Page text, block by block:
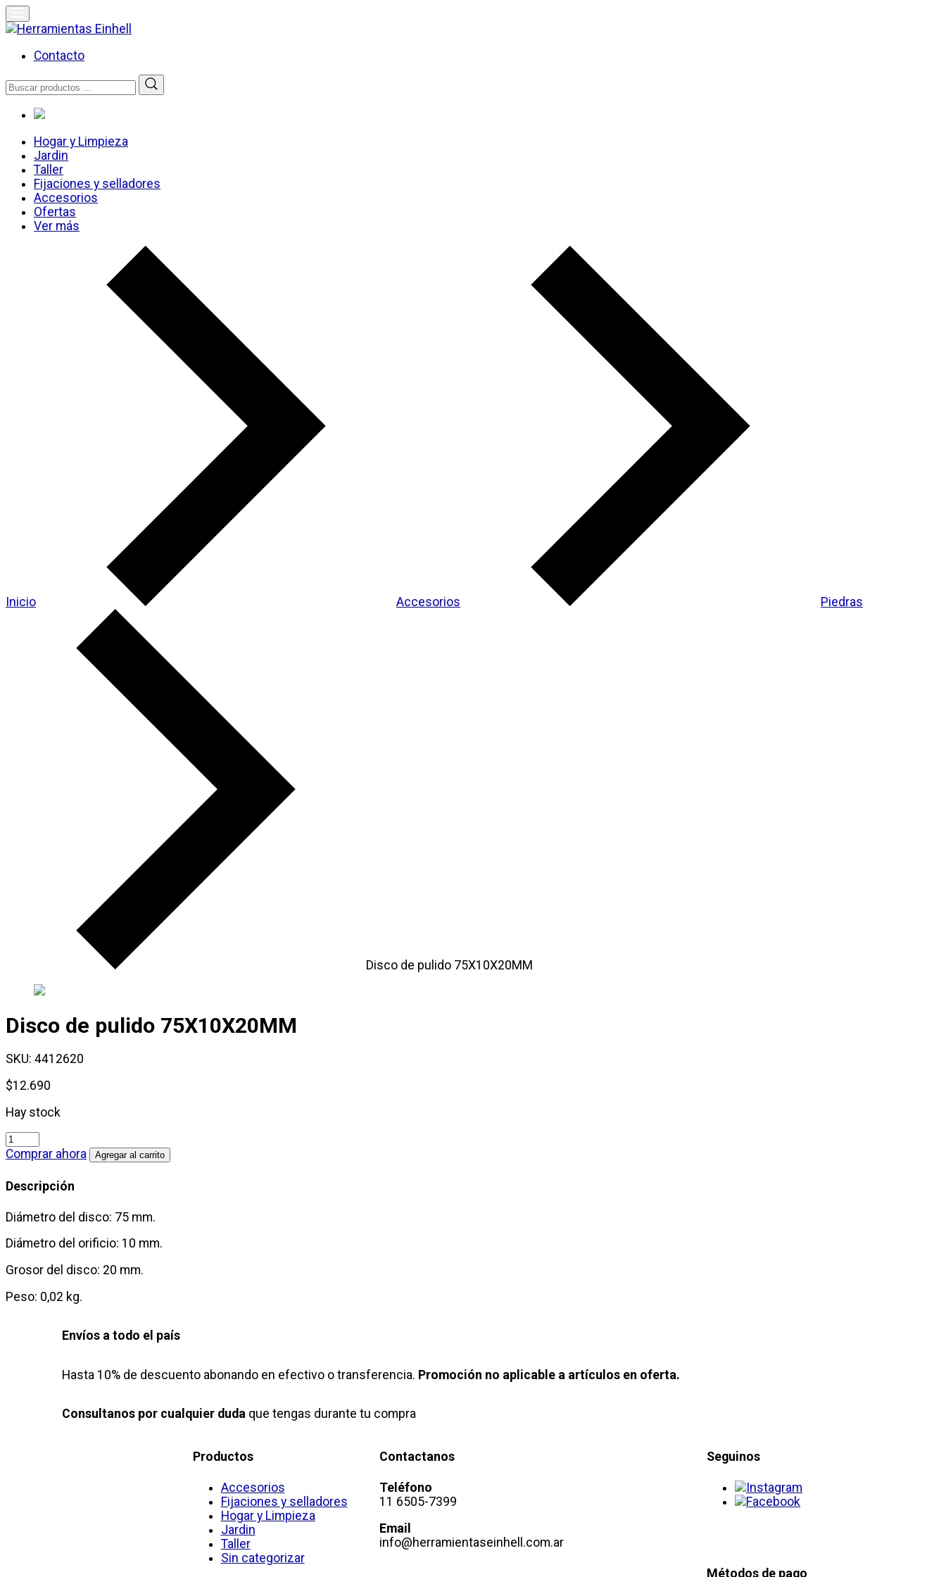
Skip
to
Herramientas Einhell
Distribuidor Oficial
Contacto
Buscar
por:
Hogar y Limpieza
Jardin
Taller
Fijaciones y selladores
Accesorios
Ofertas
Ver más
Inicio Accesorios Piedras
Disco de pulido 75X10X20MM
Disco de pulido 75X10X20MM
SKU: 4412620
$12.690
Hay stock
Disco
de
75X10X20MM
cantidad
Comprar ahora Agregar al carrito
Descripción
Diámetro del disco: 75 mm.
Diámetro del orificio: 10 mm.
Grosor del disco: 20 mm.
Peso: 0,02 kg.
Envíos a todo el país
Hasta 10% de descuento abonando en efectivo o transferencia. Promoción no aplicable a artículos en oferta.
Consultanos por cualquier duda que tengas durante tu compra
Productos
Accesorios
Fijaciones y selladores
Hogar y Limpieza
Jardin
Taller
Sin categorizar
Contactanos
Teléfono
11 6505-7399
Email
info@herramientaseinhell.com.ar
Seguinos
Métodos de pago